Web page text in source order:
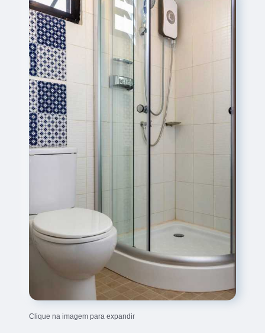
Clique na imagem para expandir